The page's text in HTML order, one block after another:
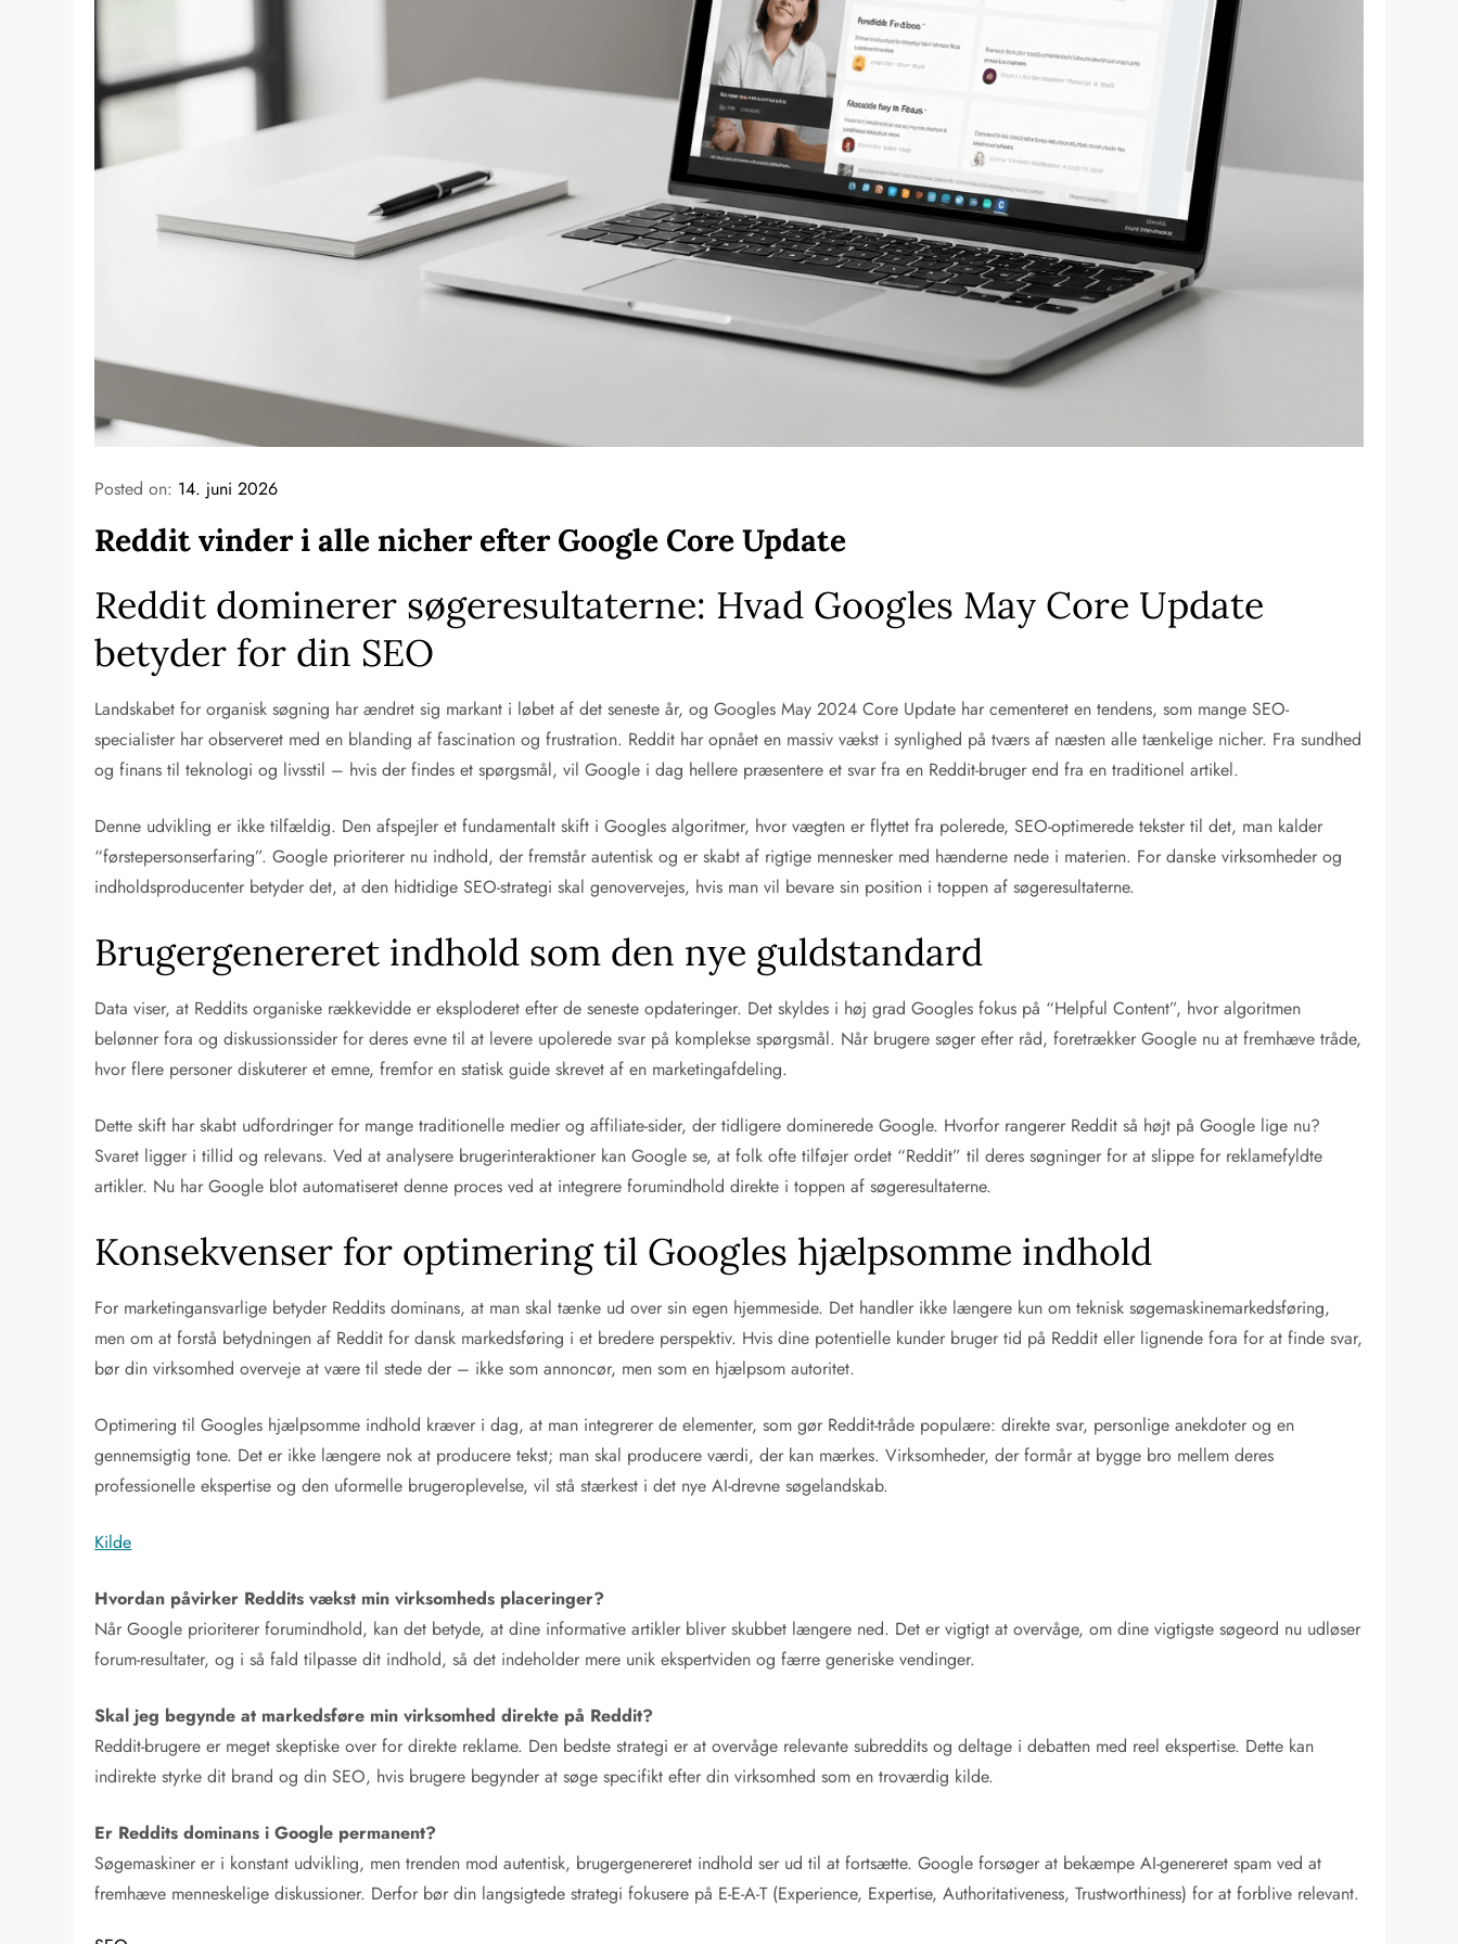
Posted on: 14. juni 2026
Reddit vinder i alle nicher efter Google Core Update
Reddit dominerer søgeresultaterne: Hvad Googles May Core Update
betyder for din SEO
Landskabet for organisk søgning har ændret sig markant i løbet af det seneste år, og Googles May 2024 Core Update har cementeret en tendens, som mange SEO-
specialister har observeret med en blanding af fascination og frustration. Reddit har opnået en massiv vækst i synlighed på tværs af næsten alle tænkelige nicher. Fra sundhed
og finans til teknologi og livsstil – hvis der findes et spørgsmål, vil Google i dag hellere præsentere et svar fra en Reddit-bruger end fra en traditionel artikel.
Denne udvikling er ikke tilfældig. Den afspejler et fundamentalt skift i Googles algoritmer, hvor vægten er flyttet fra polerede, SEO-optimerede tekster til det, man kalder
“førstepersonserfaring”. Google prioriterer nu indhold, der fremstår autentisk og er skabt af rigtige mennesker med hænderne nede i materien. For danske virksomheder og
indholdsproducenter betyder det, at den hidtidige SEO-strategi skal genovervejes, hvis man vil bevare sin position i toppen af søgeresultaterne.
Brugergenereret indhold som den nye guldstandard
Data viser, at Reddits organiske rækkevidde er eksploderet efter de seneste opdateringer. Det skyldes i høj grad Googles fokus på “Helpful Content”, hvor algoritmen
belønner fora og diskussionssider for deres evne til at levere upolerede svar på komplekse spørgsmål. Når brugere søger efter råd, foretrækker Google nu at fremhæve tråde,
hvor flere personer diskuterer et emne, fremfor en statisk guide skrevet af en marketingafdeling.
Dette skift har skabt udfordringer for mange traditionelle medier og affiliate-sider, der tidligere dominerede Google. Hvorfor rangerer Reddit så højt på Google lige nu?
Svaret ligger i tillid og relevans. Ved at analysere brugerinteraktioner kan Google se, at folk ofte tilføjer ordet “Reddit” til deres søgninger for at slippe for reklamefyldte
artikler. Nu har Google blot automatiseret denne proces ved at integrere forumindhold direkte i toppen af søgeresultaterne.
Konsekvenser for optimering til Googles hjælpsomme indhold
For marketingansvarlige betyder Reddits dominans, at man skal tænke ud over sin egen hjemmeside. Det handler ikke længere kun om teknisk søgemaskinemarkedsføring,
men om at forstå betydningen af Reddit for dansk markedsføring i et bredere perspektiv. Hvis dine potentielle kunder bruger tid på Reddit eller lignende fora for at finde svar,
bør din virksomhed overveje at være til stede der – ikke som annoncør, men som en hjælpsom autoritet.
Optimering til Googles hjælpsomme indhold kræver i dag, at man integrerer de elementer, som gør Reddit-tråde populære: direkte svar, personlige anekdoter og en
gennemsigtig tone. Det er ikke længere nok at producere tekst; man skal producere værdi, der kan mærkes. Virksomheder, der formår at bygge bro mellem deres
professionelle ekspertise og den uformelle brugeroplevelse, vil stå stærkest i det nye AI-drevne søgelandskab.
Kilde
Hvordan påvirker Reddits vækst min virksomheds placeringer?
Når Google prioriterer forumindhold, kan det betyde, at dine informative artikler bliver skubbet længere ned. Det er vigtigt at overvåge, om dine vigtigste søgeord nu udløser
forum-resultater, og i så fald tilpasse dit indhold, så det indeholder mere unik ekspertviden og færre generiske vendinger.
Skal jeg begynde at markedsføre min virksomhed direkte på Reddit?
Reddit-brugere er meget skeptiske over for direkte reklame. Den bedste strategi er at overvåge relevante subreddits og deltage i debatten med reel ekspertise. Dette kan
indirekte styrke dit brand og din SEO, hvis brugere begynder at søge specifikt efter din virksomhed som en troværdig kilde.
Er Reddits dominans i Google permanent?
Søgemaskiner er i konstant udvikling, men trenden mod autentisk, brugergenereret indhold ser ud til at fortsætte. Google forsøger at bekæmpe AI-genereret spam ved at
fremhæve menneskelige diskussioner. Derfor bør din langsigtede strategi fokusere på E-E-A-T (Experience, Expertise, Authoritativeness, Trustworthiness) for at forblive relevant.